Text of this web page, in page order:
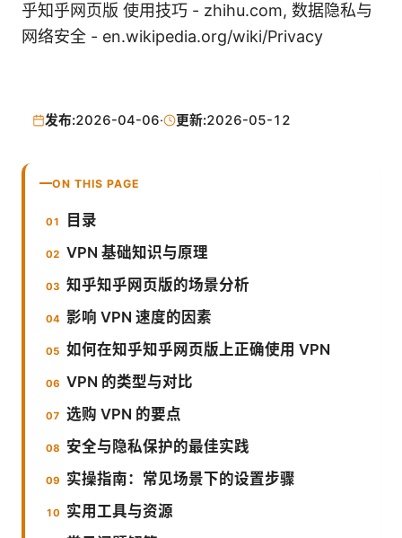
乎知乎网页版 使用技巧 - zhihu.com, 数据隐私与
网络安全 - en.wikipedia.org/wiki/Privacy
发布:2026-04-06· 更新:2026-05-12
ON THIS PAGE
目录
VPN 基础知识与原理
知乎知乎网页版的场景分析
影响 VPN 速度的因素
如何在知乎知乎网页版上正确使用 VPN
VPN 的类型与对比
选购 VPN 的要点
安全与隐私保护的最佳实践
实操指南：常见场景下的设置步骤
实用工具与资源